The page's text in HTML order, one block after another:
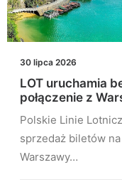
30 lipca 2026
LOT uruchamia
połączenie z
Polskie Linie
sprzedaż biletów
Warszawy…